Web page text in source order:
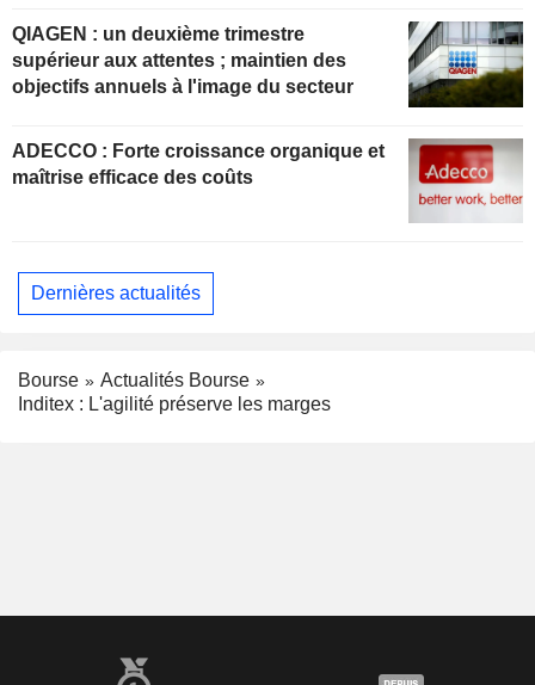
QIAGEN : un deuxième trimestre
supérieur aux attentes ; maintien des
objectifs annuels à l'image du secteur
ADECCO : Forte croissance organique et
maîtrise efficace des coûts
Dernières actualités
Bourse
Actualités Bourse
Inditex : L'agilité préserve les marges